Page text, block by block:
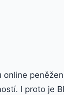
I proto je